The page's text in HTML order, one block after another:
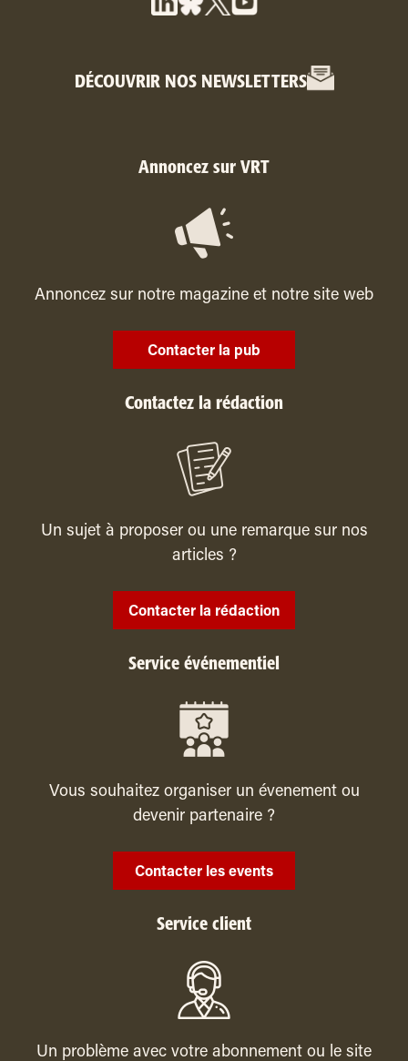
DÉCOUVRIR NOS NEWSLETTERS
Annoncez sur VRT
Annoncez sur notre magazine et notre site web
Contacter la pub
Contactez la rédaction
Un sujet à proposer ou une remarque sur nos
articles ?
Contacter la rédaction
Service événementiel
Vous souhaitez organiser un évenement ou
devenir partenaire ?
Contacter les events
Service client
Un problème avec votre abonnement ou le site